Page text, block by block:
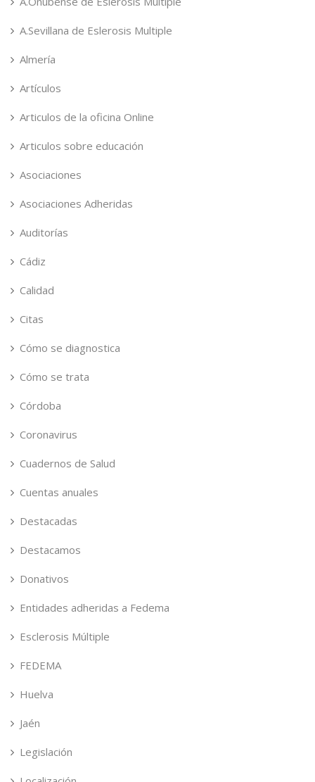
A.Sevillana de Eslerosis Multiple
Almería
Artículos
Articulos de la oficina Online
Articulos sobre educación
Asociaciones
Asociaciones Adheridas
Auditorías
Cádiz
Calidad
Citas
Cómo se diagnostica
Cómo se trata
Córdoba
Coronavirus
Cuadernos de Salud
Cuentas anuales
Destacadas
Destacamos
Donativos
Entidades adheridas a Fedema
Esclerosis Múltiple
FEDEMA
Huelva
Jaén
Legislación